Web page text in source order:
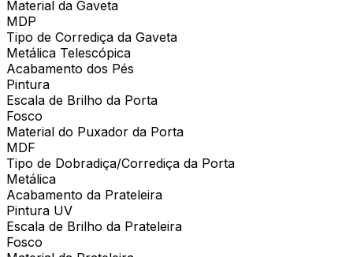
Material da Gaveta
MDP
Tipo de Corrediça da Gaveta
Metálica Telescópica
Acabamento dos Pés
Pintura
Escala de Brilho da Porta
Fosco
Material do Puxador da Porta
MDF
Tipo de Dobradiça/Corrediça da Porta
Metálica
Acabamento da Prateleira
Pintura UV
Escala de Brilho da Prateleira
Fosco